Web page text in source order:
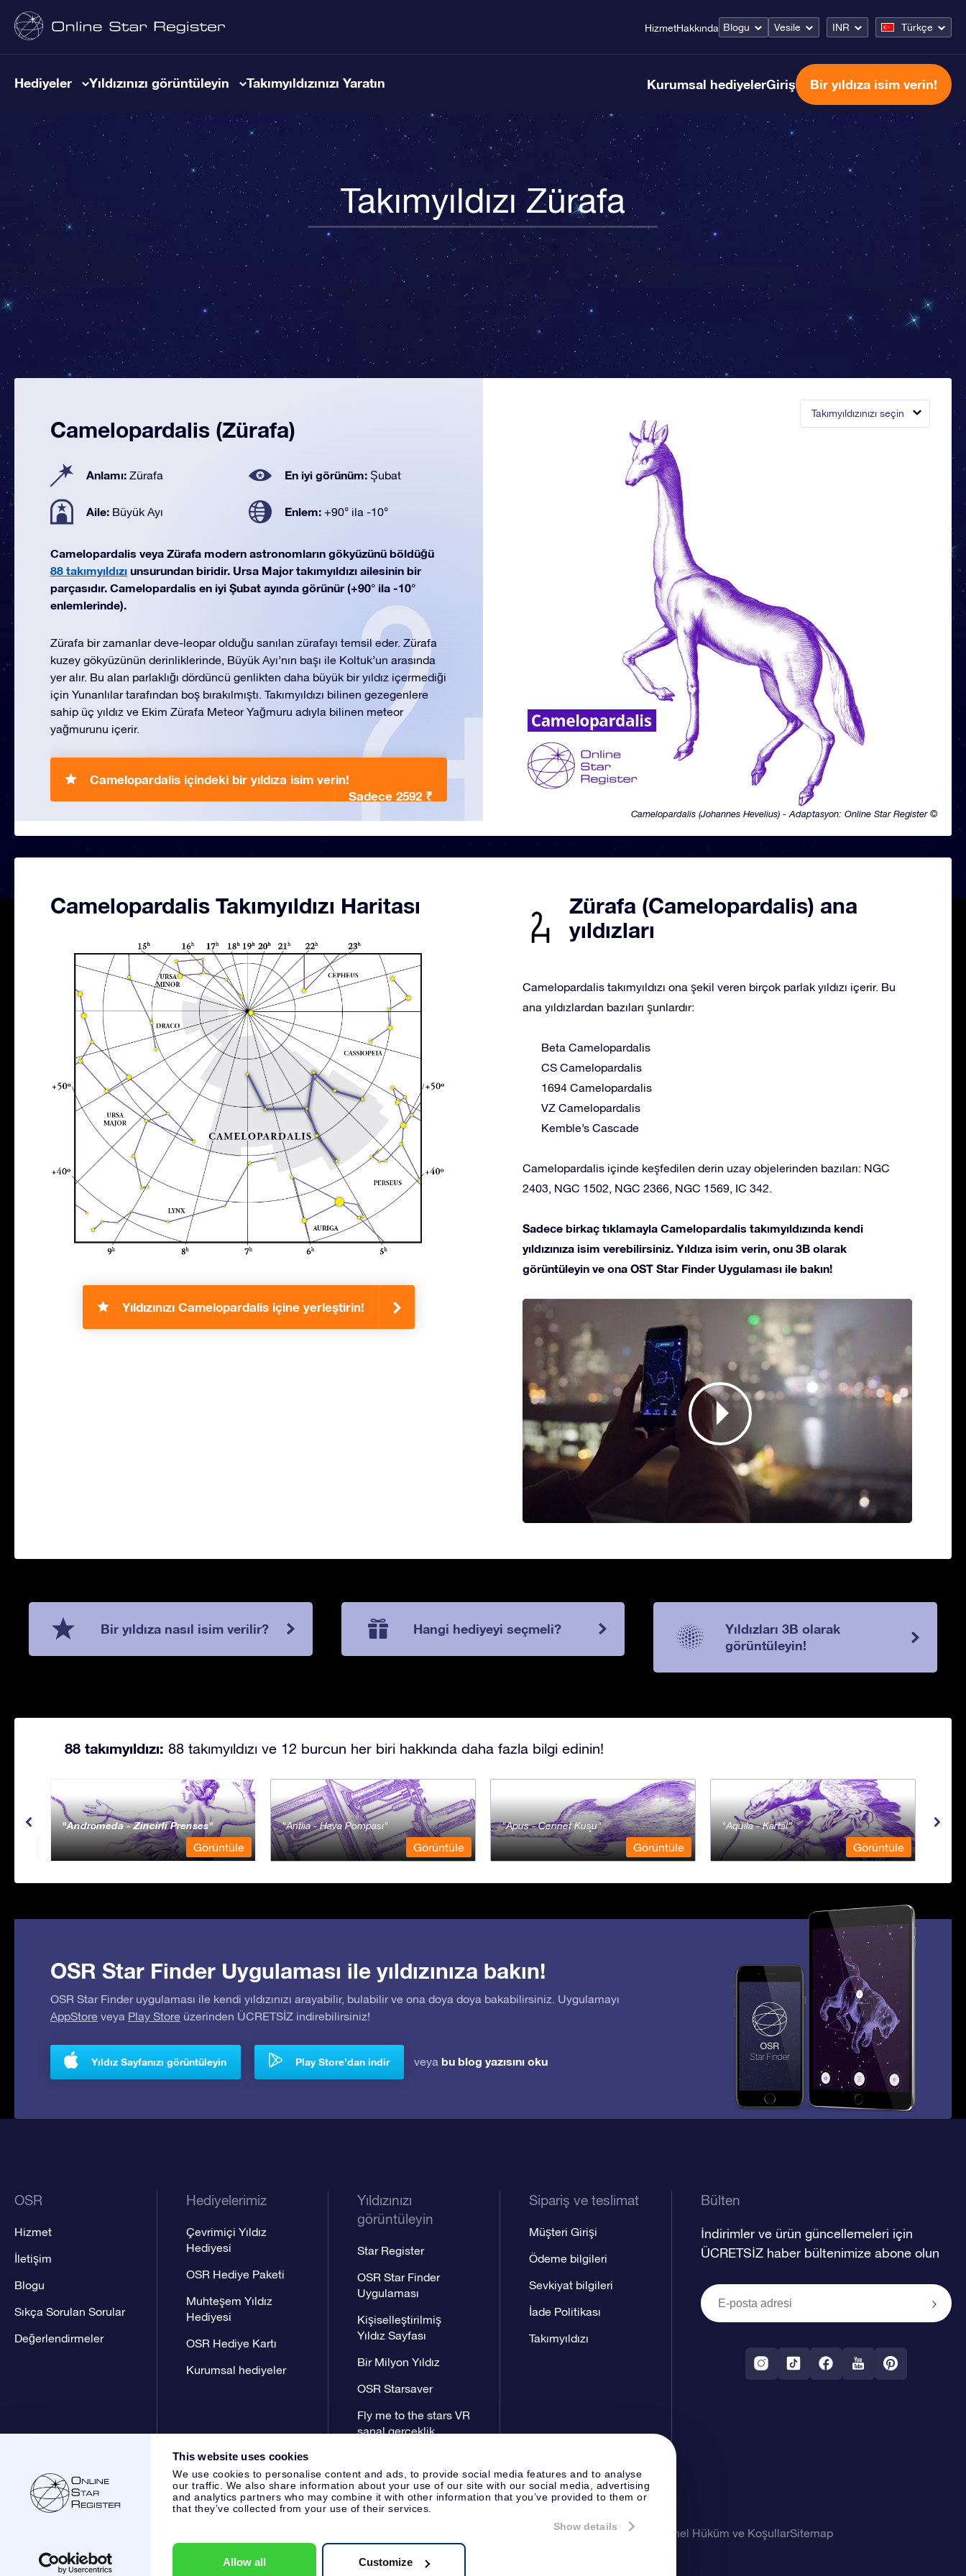
This website uses cookies
We use cookies to personalise content and ads, to provide social media features and to analyse
our traffic. We also share information about your use of our site with our social media, advertising
and analytics partners who may combine it with other information that you’ve provided to them or
that they’ve collected from your use of their services.
Show details
Allow all Customize
HizmetHakkında Blogu Vesile INR Türkçe
Hediyeler Yıldızınızı görüntüleyin Takımyıldızınızı Yaratın Kurumsal hediyelerGiriş Bir yıldıza isim verin!
Takımyıldızı Zürafa
Takımyıldızınızı seçin
Camelopardalis (Johannes Hevelius) - Adaptasyon: Online Star Register ©
Camelopardalis (Zürafa)
Anlamı: Zürafa En iyi görünüm: Şubat
Aile: Büyük Ayı Enlem: +90° ila -10°
Camelopardalis veya Zürafa modern astronomların gökyüzünü böldüğü
88 takımyıldızı unsurundan biridir. Ursa Major takımyıldızı ailesinin bir
parçasıdır. Camelopardalis en iyi Şubat ayında görünür (+90° ila -10°
enlemlerinde).
Zürafa bir zamanlar deve-leopar olduğu sanılan zürafayı temsil eder. Zürafa
kuzey gökyüzünün derinliklerinde, Büyük Ayı’nın başı ile Koltuk’un arasında
yer alır. Bu alan parlaklığı dördüncü genlikten daha büyük bir yıldız içermediği
için Yunanlılar tarafından boş bırakılmıştı. Takımyıldızı bilinen gezegenlere
sahip üç yıldız ve Ekim Zürafa Meteor Yağmuru adıyla bilinen meteor
yağmurunu içerir.
Camelopardalis içindeki bir yıldıza isim verin!
Sadece 2592 ₹
Camelopardalis Takımyıldızı Haritası
Yıldızınızı Camelopardalis içine yerleştirin!
Zürafa (Camelopardalis) ana
yıldızları
Camelopardalis takımyıldızı ona şekil veren birçok parlak yıldızı içerir. Bu
ana yıldızlardan bazıları şunlardır:
Beta Camelopardalis
CS Camelopardalis
1694 Camelopardalis
VZ Camelopardalis
Kemble’s Cascade
Camelopardalis içinde keşfedilen derin uzay objelerinden bazıları: NGC
2403, NGC 1502, NGC 2366, NGC 1569, IC 342.
Sadece birkaç tıklamayla Camelopardalis takımyıldızında kendi
yıldızınıza isim verebilirsiniz. Yıldıza isim verin, onu 3B olarak
görüntüleyin ve ona OST Star Finder Uygulaması ile bakın!
Bir yıldıza nasıl isim verilir? Hangi hediyeyi seçmeli?
Yıldızları 3B olarak
görüntüleyin!
88 takımyıldızı: 88 takımyıldızı ve 12 burcun her biri hakkında daha fazla bilgi edinin!
Andromeda - Zincirli Prenses
Görüntüle
Antlia - Hava Pompası
Görüntüle
Apus - Cennet Kuşu
Görüntüle
Aquila - Kartal
Görüntüle
OSR Star Finder Uygulaması ile yıldızınıza bakın!
OSR Star Finder uygulaması ile kendi yıldızınızı arayabilir, bulabilir ve ona doya doya bakabilirsiniz. Uygulamayı
AppStore veya Play Store üzerinden ÜCRETSİZ indirebilirsiniz!
Yıldız Sayfanızı görüntüleyin Play Store’dan indir veya bu blog yazısını oku
OSR
Hizmet
İletişim
Blogu
Sıkça Sorulan Sorular
Değerlendirmeler
Hediyelerimiz
Çevrimiçi Yıldız
Hediyesi
OSR Hediye Paketi
Muhteşem Yıldız
Hediyesi
OSR Hediye Kartı
Kurumsal hediyeler
Yıldızınızı
görüntüleyin
Star Register
OSR Star Finder
Uygulaması
Kişiselleştirilmiş
Yıldız Sayfası
Bir Milyon Yıldız
OSR Starsaver
Fly me to the stars VR
sanal gerçeklik
Sipariş ve teslimat
Müşteri Girişi
Ödeme bilgileri
Sevkiyat bilgileri
İade Politikası
Takımyıldızı
Bülten
İndirimler ve ürün güncellemeleri için
ÜCRETSİZ haber bültenimize abone olun
Müşteri Hizmetleri:
KVK: 60333553, VAT: NL 8538.62.722B01
OSR Gizlilik Bildirimi Genel Hüküm ve KoşullarSitemap